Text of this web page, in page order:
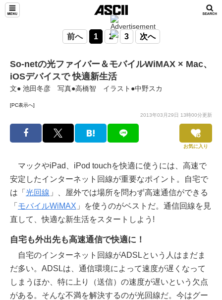
前へ 1 2 3 次へ
So-netの光ファイバー＆モバイルWiMAX × Mac、
iOSデバイスで 快適新生活
文● 池田冬彦 写真●高橋智 イラスト●中野スカ
[PC表示へ]
2013年03月29日 13時00分更新
お気に入り
マックやiPad、iPod touchを快適に使うには、高速で
安定したインターネット回線が重要なポイント。自宅で
は「 光回線 」、屋外では場所を問わず高速通信ができる
「 モバイルWiMAX 」を使うのがベストだ。通信回線を見
直して、快適な新生活をスタートしよう!
自宅も外出先も高速通信で快適に！
自宅のインターネット回線がADSLという人はまだま
だ多い。ADSLは、通信環境によって速度が遅くなって
しまうほか、特に上り（送信）の速度が遅いという欠点
がある。そんな不満を解決するのが光回線だ。今はグー